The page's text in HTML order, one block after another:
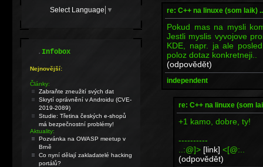
re: C++ na linuxe (som laik)
Pokud mas na mysli
Jestli myslis vyvojove
KDE, napr. ja ale
poloz dotaz konkretneji..
(odpovědět)
independent
re: C++ na linuxe (som
+1 kamo, dobre, ty!
----------
..:@]> [link] <[@:..
(odpovědět)
Select Language ▼
.Infobox
Nejnovější:
Články:
Zabraňte zneužití svých dat
Skrytí oprávnění v Androidu (CVE-
2019-2089)
Studie: Třetina českých e-shopů
má bezpečnostní problémy!
Aktuality:
Pozvánka na OWASP meetup v
Brně
Co nyní dělají zakladatelé hacking
portálů?